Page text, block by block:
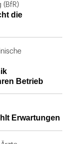
(BfR)
die
Betrieb
Erwartungen